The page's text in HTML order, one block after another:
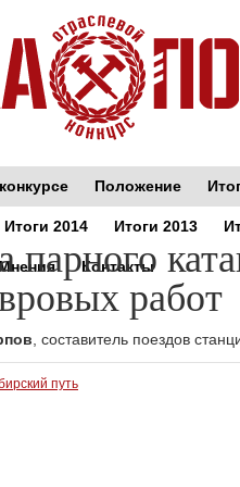
Положение
Итоги 2014 Итоги 2013
Контакты
парного
работ
, составитель поездов
путь